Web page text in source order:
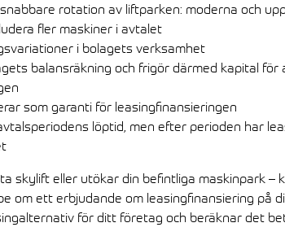
rotation av liftparken: moderna och
fler maskiner i avtalet
i bolagets verksamhet
balansräkning och frigör därmed kapital för
som garanti för leasingfinansieringen
löptid, men efter perioden har
skylift eller utökar din befintliga maskinpark –
om ett erbjudande om leasingfinansiering på
för ditt företag och beräknar det